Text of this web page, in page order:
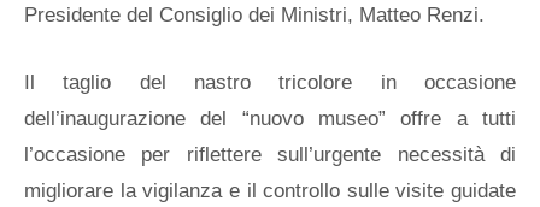
Presidente del Consiglio dei Ministri, Matteo Renzi.
Il taglio del nastro tricolore in occasione
dell’inaugurazione del “nuovo museo” offre a tutti
l’occasione per riflettere sull’urgente necessità di
migliorare la vigilanza e il controllo sulle visite guidate